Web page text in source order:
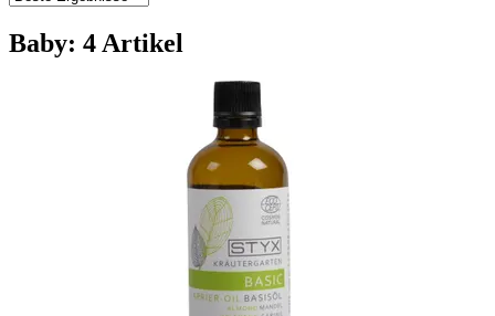
Baby: 4 Artikel